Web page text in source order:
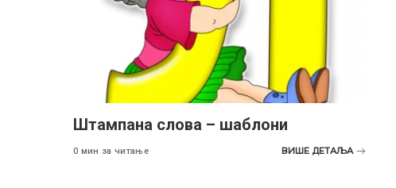
Штампана слова – шаблони
0 мин за читање ВИШЕ ДЕТАЉА